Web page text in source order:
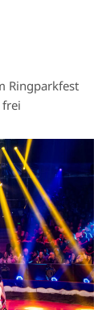
Ringparkfest